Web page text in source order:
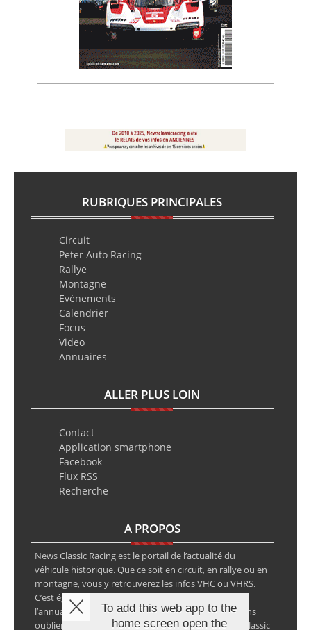
RUBRIQUES PRINCIPALES
Circuit
Peter Auto Racing
Rallye
Montagne
Evènements
Calendrier
Focus
Video
Annuaires
ALLER PLUS LOIN
Contact
Application smartphone
Facebook
Flux RSS
Recherche
A PROPOS
News Classic Racing est le portail de l’actualité du
véhicule historique. Que ce soit en circuit, en rallye ou en
montagne, vous y retrouverez les infos VHC ou VHRS.
C’est également le calendrier des épreuves ainsi que
l’annuaire des spécialistes de la voiture ancienne, sans
oublier les petites annonces avec notre partenaire Classic
To add this web app to the
home screen open the